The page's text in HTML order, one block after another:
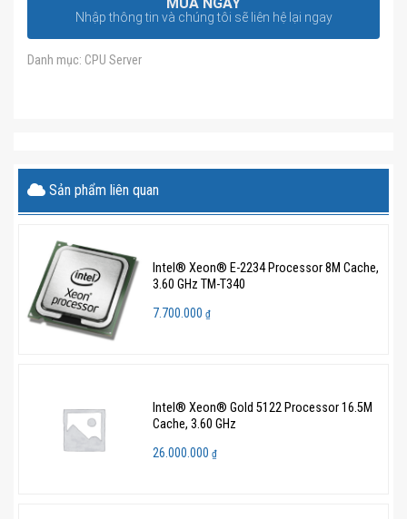
Nhập thông tin và chúng tôi sẽ liên hệ lại ngay
Danh mục: CPU Server
Sản phẩm liên quan
Intel® Xeon® E-2234 Processor 8M Cache,
3.60 GHz TM-T340
7.700.000 ₫
Intel® Xeon® Gold 5122 Processor 16.5M
Cache, 3.60 GHz
26.000.000 ₫